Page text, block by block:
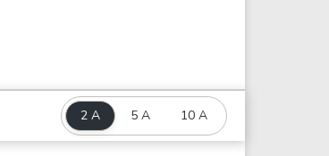
2 A 5 A 10 A